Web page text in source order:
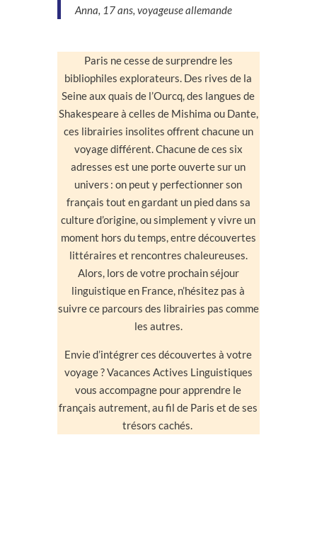
Anna, 17 ans, voyageuse allemande
Paris ne cesse de surprendre les
bibliophiles explorateurs. Des rives de la
Seine aux quais de l’Ourcq, des langues de
Shakespeare à celles de Mishima ou Dante,
ces librairies insolites offrent chacune un
voyage différent. Chacune de ces six
adresses est une porte ouverte sur un
univers : on peut y perfectionner son
français tout en gardant un pied dans sa
culture d’origine, ou simplement y vivre un
moment hors du temps, entre découvertes
littéraires et rencontres chaleureuses.
Alors, lors de votre prochain séjour
linguistique en France, n’hésitez pas à
suivre ce parcours des librairies pas comme
les autres.
Envie d’intégrer ces découvertes à votre
voyage ? Vacances Actives Linguistiques
vous accompagne pour apprendre le
français autrement, au fil de Paris et de ses
trésors cachés.